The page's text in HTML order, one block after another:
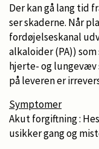
Der kan gå lang tid
ser skaderne. Når
fordøjelseskanal
alkaloider (PA))
hjerte- og lungevæv
på leveren er
Symptomer
Akut forgiftning :
usikker gang og